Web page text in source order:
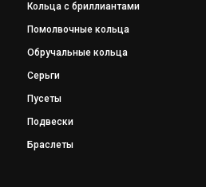
Кольца с бриллиантами
Помолвочные кольца
Обручальные кольца
Серьги
Пусеты
Подвески
Браслеты